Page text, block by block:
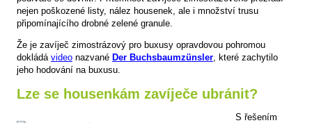
nejen poškozené listy, nález housenek, ale i množství trusu
připomínajícího drobné zelené granule.
Že je zavíječ zimostrázový pro buxusy opravdovou pohromou
dokládá video nazvané Der Buchsbaumzünsler , které zachytilo
jeho hodování na buxusu.
Lze se housenkám zavíječe ubránit?
S řešením